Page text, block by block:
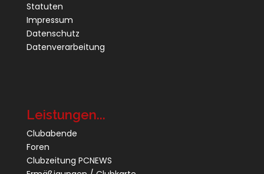
Statuten
Impressum
Datenschutz
Datenverarbeitung
Leistungen...
Clubabende
Foren
Clubzeitung PCNEWS